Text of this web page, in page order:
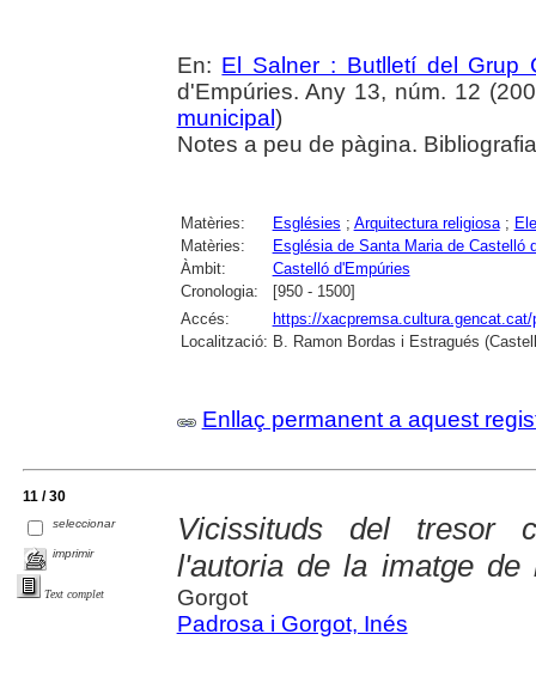
En: El Salner : Butlletí del Grup
d'Empúries. Any 13, núm. 12
municipal )
Notes a peu de pàgina.
Matèries: Esglésies ; Arquitectura religiosa;
Matèries:
Església de Santa Maria de Castelló
Àmbit:
Castelló d'Empúries
Cronologia:
[950 - 1500]
Accés:
https://
Localització: B. Ramon Bordas i Estragués
Enllaç permanent a aquest
11 / 30
seleccionar
imprimir
Text complet
Vicissituds del tresor
l'autoria de la imatge
Gorgot
Padrosa i Gorgot, Inés